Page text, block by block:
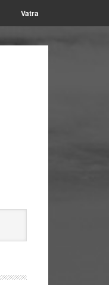
Vatra